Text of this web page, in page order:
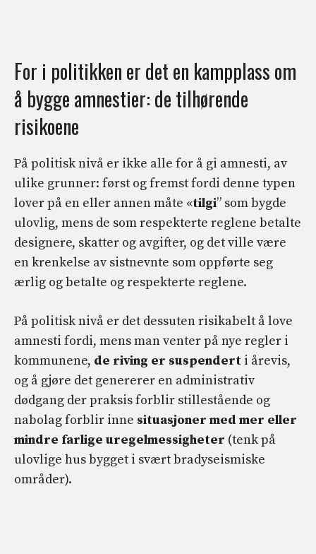
For i politikken er det en kampplass om
å bygge amnestier: de tilhørende
risikoene
På politisk nivå er ikke alle for å gi amnesti, av
ulike grunner: først og fremst fordi denne typen
lover på en eller annen måte «tilgi” som bygde
ulovlig, mens de som respekterte reglene betalte
designere, skatter og avgifter, og det ville være
en krenkelse av sistnevnte som oppførte seg
ærlig og betalte og respekterte reglene.
På politisk nivå er det dessuten risikabelt å love
amnesti fordi, mens man venter på nye regler i
kommunene, de riving er suspendert i årevis,
og å gjøre det genererer en administrativ
dødgang der praksis forblir stillestående og
nabolag forblir inne situasjoner med mer eller
mindre farlige uregelmessigheter (tenk på
ulovlige hus bygget i svært bradyseismiske
områder).